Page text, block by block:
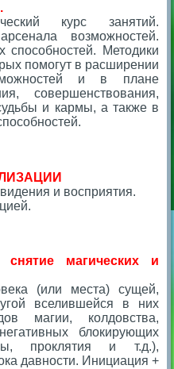
курс занятий.
возможностей.
способностей. Методики
помогут в расширении
и в плане
совершенствования,
и кармы, а также в
и восприятия.
снятие магических и
(или места) сущей,
вселившейся в них
магии, колдовства,
блокирующих
проклятия и т.д.),
давности. Инициация +